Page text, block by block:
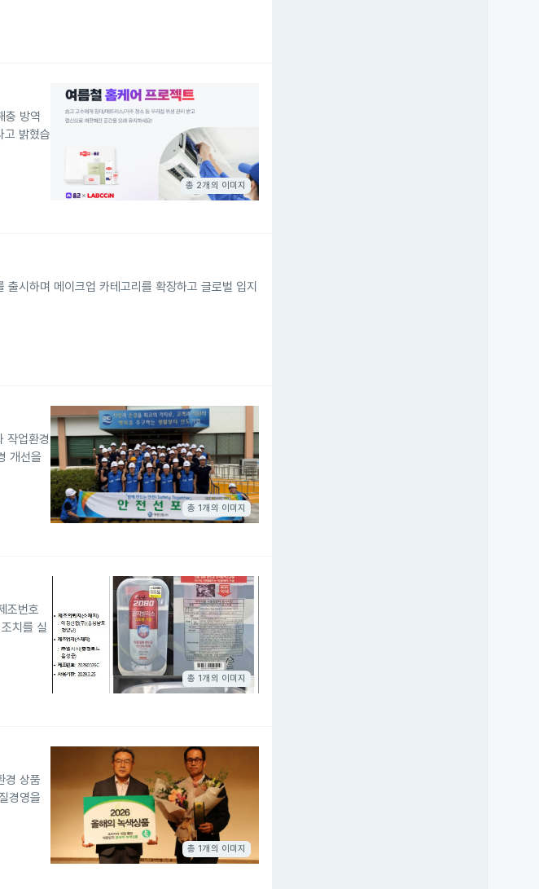
충 방역
고 밝혔습
총 2개의 이미지
시하며 메이크업 카테고리를 확장하고 글로벌 입지
작업환경
개선을
총 1개의 이미지
조번호
치를 실
총 1개의 이미지
경 상품
경영을
총 1개의 이미지